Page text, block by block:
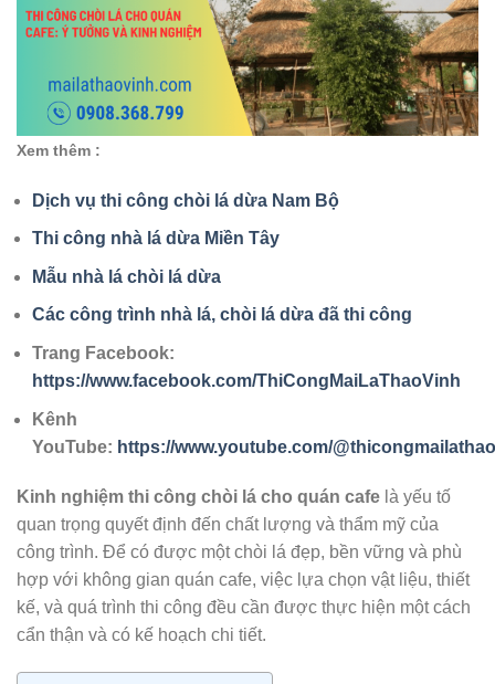
Xem thêm :
Dịch vụ thi công chòi lá dừa Nam Bộ
Thi công nhà lá dừa Miền Tây
Mẫu nhà lá chòi lá dừa
Các công trình nhà lá, chòi lá dừa đã thi công
Trang Facebook:
https://www.facebook.com/ThiCongMaiLaThaoVinh
Kênh
YouTube: https://www.youtube.com/
Kinh nghiệm thi công chòi lá cho quán cafe là yếu tố
quan trọng quyết định đến chất lượng và thẩm mỹ của
công trình. Để có được một chòi lá đẹp, bền vững và phù
hợp với không gian quán cafe, việc lựa chọn vật liệu, thiết
kế, và quá trình thi công đều cần được thực hiện một cách
cẩn thận và có kế hoạch chi tiết.